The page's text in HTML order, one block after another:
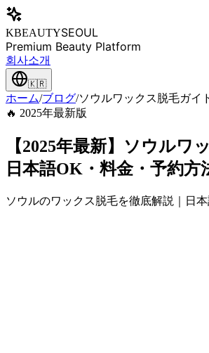
KBEAUTYSEOUL
Premium Beauty Platform
회사소개
🇰🇷
ホーム/ブログ/ソウルワックス脱毛ガイ
🔥 2025年最新版
【2025年最新】ソウルワ
日本語OK・料金・予約方
ソウルのワックス脱毛を徹底解説｜日